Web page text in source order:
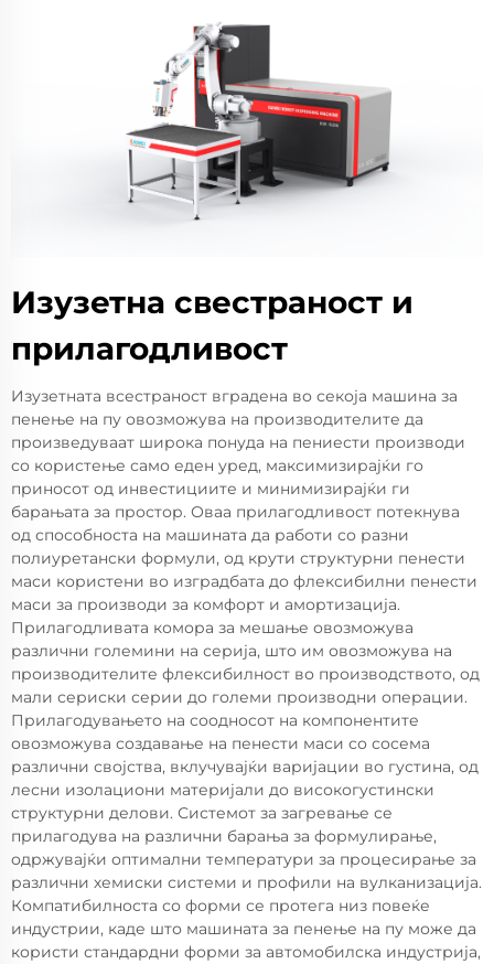
Изузетна свестраност и
прилагодливост
Изузетната всестраност вградена во секоја машина за
пенење на пу овозможува на производителите да
произведуваат широка понуда на пениести производи
со користење само еден уред, максимизирајќи го
приносот од инвестициите и минимизирајќи ги
барањата за простор. Оваа прилагодливост потекнува
од способноста на машината да работи со разни
полиуретански формули, од крути структурни пенести
маси користени во изградбата до флексибилни пенести
маси за производи за комфорт и амортизација.
Прилагодливата комора за мешање овозможува
различни големини на серија, што им овозможува на
производителите флексибилност во производството, од
мали сериски серии до големи производни операции.
Прилагодувањето на соодносот на компонентите
овозможува создавање на пенести маси со сосема
различни својства, вклучувајќи варијации во густина, од
лесни изолациони материјали до високогустински
структурни делови. Системот за загревање се
прилагодува на различни барања за формулирање,
одржувајќи оптимални температури за процесирање за
различни хемиски системи и профили на вулканизација.
Компатибилноста со форми се протега низ повеќе
индустрии, каде што машината за пенење на пу може да
користи стандардни форми за автомобилска индустрија,